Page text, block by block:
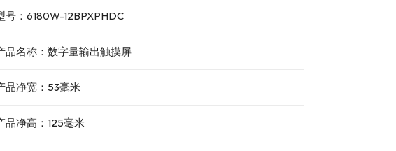
号：6180W-12BPXPHDC
品名称：数字量输出触摸屏
品净宽：53毫米
品净高：125毫米